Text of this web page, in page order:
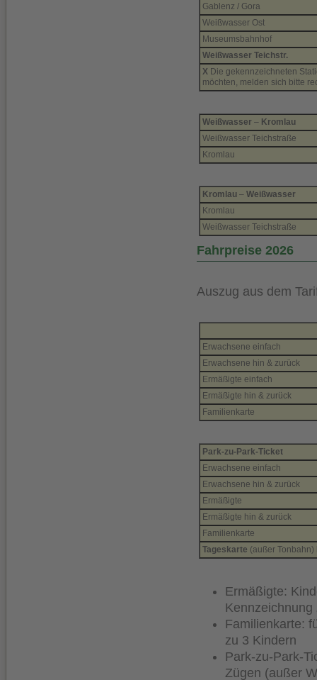
Gablenz / Gora
Weißwasser Ost
Museumsbahnhof
Weißwasser Teichstr.
X Die gekennzeichneten
möchten, melden sich bitte
Weißwasser – Kromlau
Weißwasser Teichstraße
Kromlau
Kromlau – Weißwasser
Kromlau
Weißwasser Teichstraße
Fahrpreise 2026
Auszug aus dem
Erwachsene einfach
Erwachsene hin & zurück
Ermäßigte einfach
Ermäßigte hin & zurück
Familienkarte
Park-zu-Park-Ticket
Erwachsene einfach
Erwachsene hin & zurück
Ermäßigte
Ermäßigte hin & zurück
Familienkarte
Tageskarte (außer
Ermäßigte:
Kennzeichnung
Familienkarte:
zu 3 Kindern
Park-zu-Park-
Zügen (außer